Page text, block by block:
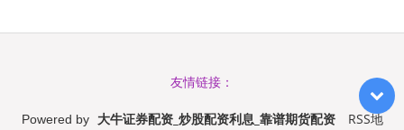
友情链接：
Powered by 大牛证券配资_炒股配资利息_靠谱期货配资 RSS地